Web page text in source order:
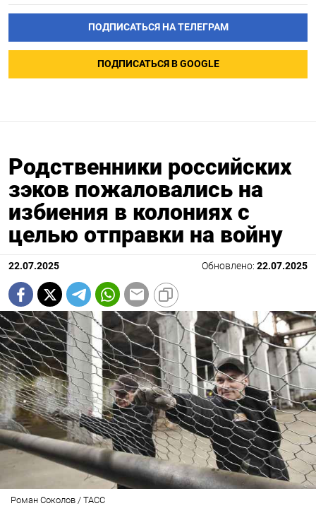
ПОДПИСАТЬСЯ НА ТЕЛЕГРАМ
ПОДПИСАТЬСЯ В GOOGLE
Родственники российских
зэков пожаловались на
избиения в колониях с
целью отправки на войну
22.07.2025 Обновлено: 22.07.2025
Роман Соколов / ТАСС